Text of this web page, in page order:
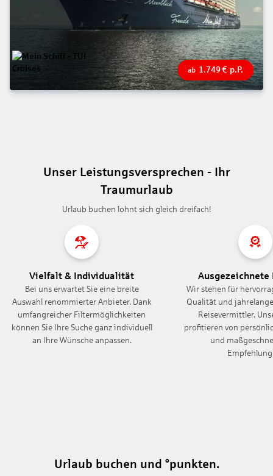
ab 1.749€ p.P.
Unser Leistungsversprechen - Ihr
Traumurlaub
Urlaub buchen lohnt sich gleich dreifach!
Vielfalt & Individualität
Bei uns erwartet Sie eine breite
Auswahl renommierter Anbieter. Dank
umfangreicher Filtermöglichkeiten
können Sie Ihre Suche ganz individuell
an Ihre Wünsche anpassen.
Ausgezeichnete
Wir stehen für
Qualität und
Reisevermittler.
profitieren von
und
Urlaub buchen und °punkten.